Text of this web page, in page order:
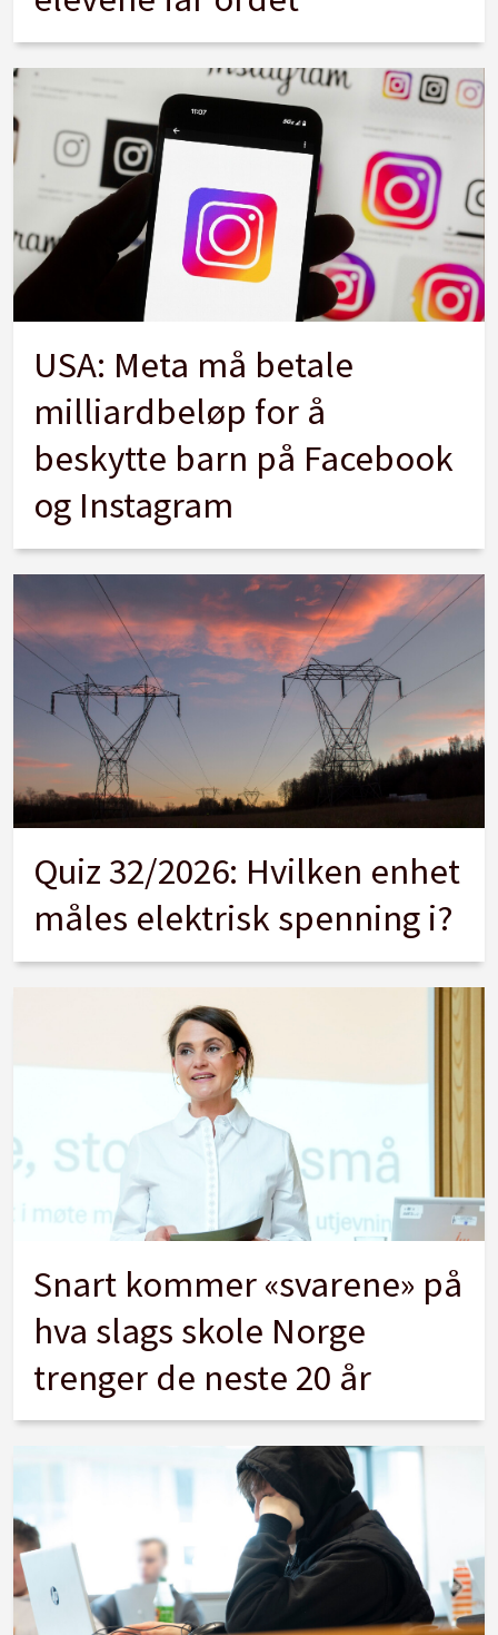
USA: Meta må betale
milliardbeløp for å
beskytte barn på Facebook
og Instagram
Quiz 32/2026: Hvilken enhet
måles elektrisk spenning i?
Snart kommer «svarene» på
hva slags skole Norge
trenger de neste 20 år